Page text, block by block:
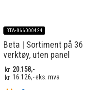
BTA-066000424
Beta | Sortiment på 36
verktøy, uten panel
kr 20.158,-
kr 16.126,-eks. mva